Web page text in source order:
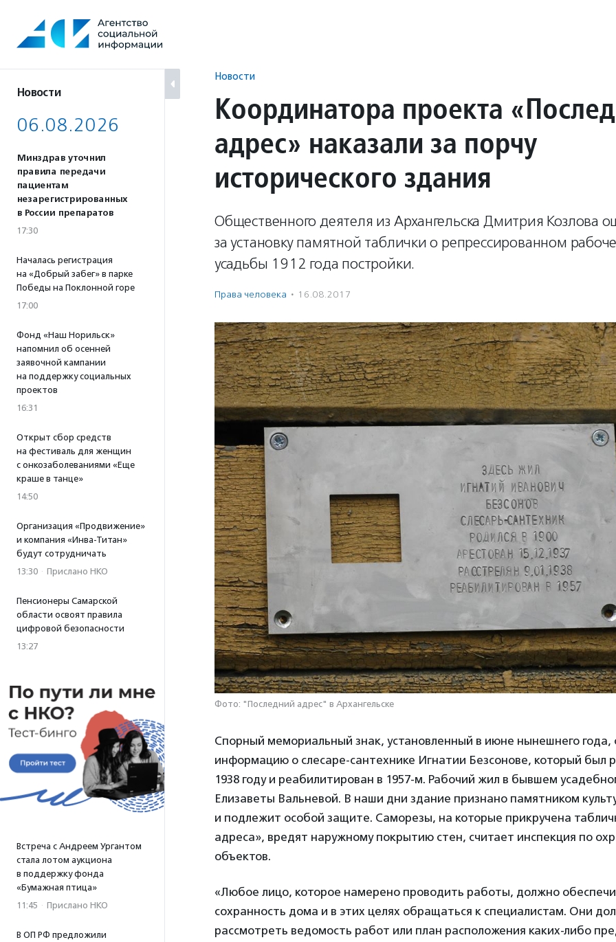
содержанию
Новости
06.08.2026
Минздрав уточнил
правила передачи
пациентам
незарегистрированных
в России препаратов
17:30
Началась регистрация
на «Добрый забег» в парке
Победы на Поклонной горе
17:00
Фонд «Наш Норильск»
напомнил об осенней
заявочной кампании
на поддержку социальных
проектов
16:31
Открыт сбор средств
на фестиваль для женщин
с онкозаболеваниями «Еще
краше в танце»
14:50
Организация «Продвижение»
и компания «Инва-Титан»
будут сотрудничать
13:30 · Прислано НКО
Пенсионеры Самарской
области освоят правила
цифровой безопасности
13:27
Встреча с Андреем Ургантом
стала лотом аукциона
в поддержку фонда
«Бумажная птица»
11:45 · Прислано НКО
В ОП РФ предложили
Новости
Координатора проекта
адрес» наказали за порчу
исторического здания
Общественного деятеля из Архангельска Дмитрия Козлова
за установку памятной таблички о репрессированном
усадьбы 1912 года постройки.
Права человека · 16.08.2017
Фото: "Последний адрес" в Архангельске
Спорный мемориальный знак, установленный в июне нынешнего
информацию о слесаре-сантехнике Игнатии Безсонове, который был
1938 году и реабилитирован в 1957-м. Рабочий жил в бывшем
Елизаветы Вальневой. В наши дни здание признано памятником
и подлежит особой защите. Саморезы, на которые прикручена
адреса», вредят наружному покрытию стен, считает инспекция по
объектов.
«Любое лицо, которое намерено проводить работы, должно
сохранность дома и в этих целях обращаться к специалистам. Они
рассмотреть ведомость работ или план расположения каких-либо